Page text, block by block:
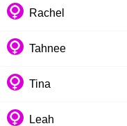
Rachel
Tahnee
Tina
Leah